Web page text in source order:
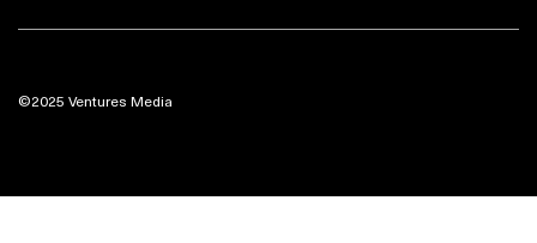
©2025 Ventures Media